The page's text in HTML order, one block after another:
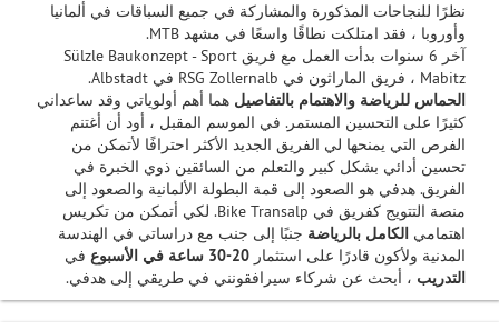
نظرًا للنجاحات المذكورة والمشاركة في جميع السباقات في ألمانيا
وأوروبا ، فقد امتلكت نطاقًا واسعًا في مشهد MTB.
آخر 6 سنوات بدأت العمل مع فريق Sülzle Baukonzept - Sport
Mabitz ، فريق الماراثون في RSG Zollernalb في Albstadt.
الحماس للرياضة والاهتمام بالتفاصيل هما أهم أولوياتي وقد ساعداني
كثيرًا على التحسين المستمر. في الموسم المقبل ، أود أن أغتنم
الفرص التي يمنحها لي الفريق الجديد الأكثر احترافًا لأتمكن من
تحسين أدائي بشكل كبير والتعلم من السائقين ذوي الخبرة في
الفريق. هدفي هو الصعود إلى قمة البطولة الألمانية والصعود إلى
منصة التتويج كفريق في Bike Transalp. لكي أتمكن من تكريس
اهتمامي الكامل بالرياضة جنبًا إلى جنب مع دراساتي في الهندسة
المدنية ولأكون قادرًا على استثمار 20-30 ساعة في الأسبوع
في
التدريب ، أبحث عن شركاء سيرافقونني في طريقي إلى هدفي.